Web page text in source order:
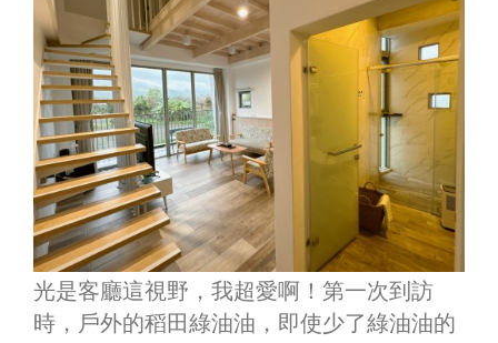
光是客廳這視野，我超愛啊！第一次到訪
時，戶外的稻田綠油油，即使少了綠油油的